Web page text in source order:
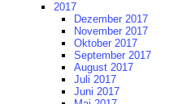
2017
Dezember 2017
November 2017
Oktober 2017
September 2017
August 2017
Juli 2017
Juni 2017